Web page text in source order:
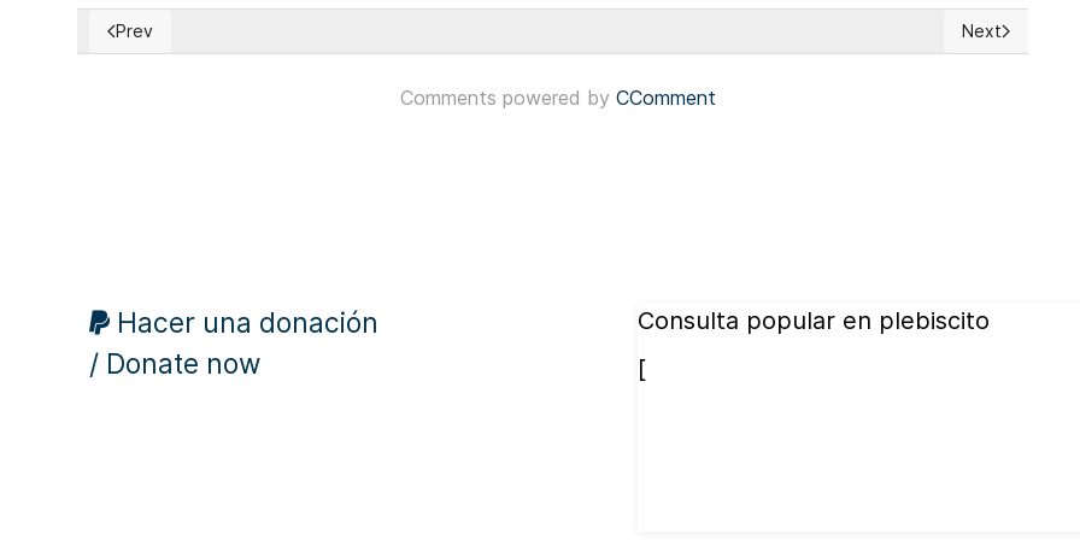
Previous article: India: Simpatizantes del Partido del Pueblo de las Cucarachas llevaron a cabo su primera protesta en
Prev Next article:
Next
Comments powered byCComment
Hacer una donación
/ Donate now
Consulta popular en plebiscito
[